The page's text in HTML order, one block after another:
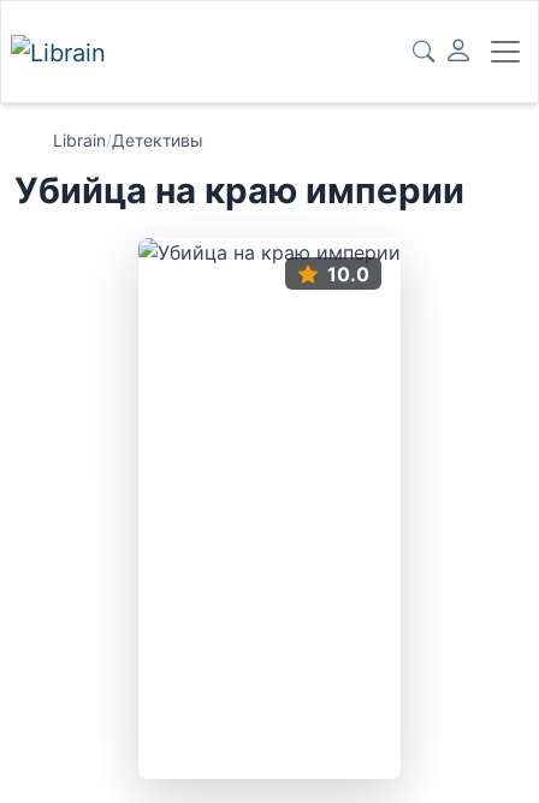
Librain/Детективы
Убийца на краю империи
10.0